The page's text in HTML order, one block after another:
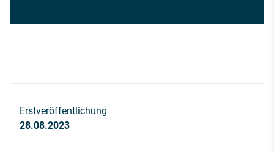
Erstveröffentlichung
28.08.2023